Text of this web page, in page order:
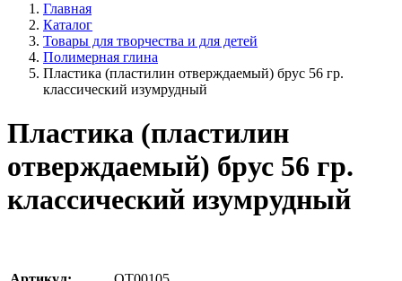
Главная
Каталог
Товары для творчества и для детей
Полимерная глина
Пластика (пластилин отверждаемый) брус 56 гр.
классический изумрудный
Пластика (пластилин
отверждаемый) брус 56 гр.
классический изумрудный